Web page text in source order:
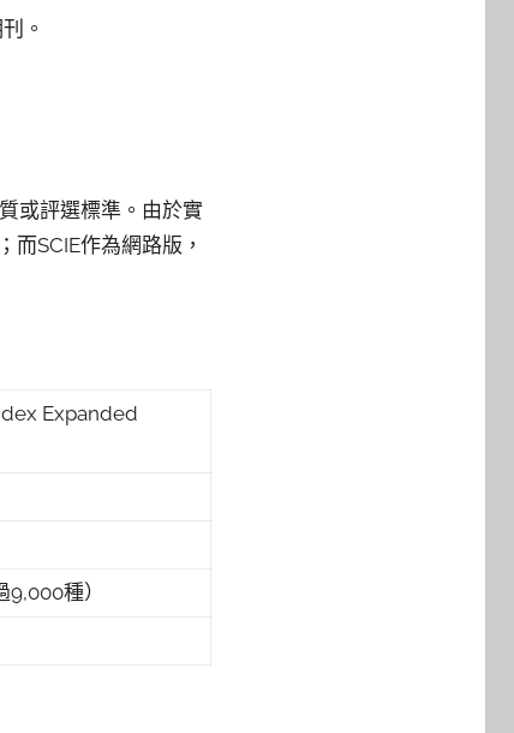
。
或評選標準。由於實
SCIE作為網路版，
Expanded
種）